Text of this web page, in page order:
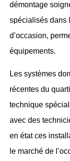
démontage
spécialisés dans
d’occasion,
équipements.
Les systèmes
récentes du
technique
avec des
en état ces
le marché de